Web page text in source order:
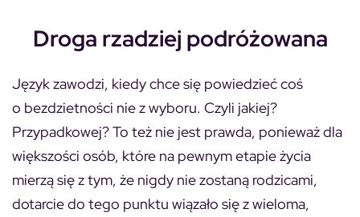
Droga rzadziej podróżowana
Język zawodzi, kiedy chce się powiedzieć coś
o bezdzietności nie z wyboru. Czyli jakiej?
Przypadkowej? To też nie jest prawda, ponieważ dla
większości osób, które na pewnym etapie życia
mierzą się z tym, że nigdy nie zostaną rodzicami,
dotarcie do tego punktu wiązało się z wieloma,